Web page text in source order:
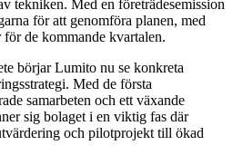
tekniken. Med en företrädesemission
för att genomföra planen, med
de kommande kvartalen.
börjar Lumito nu se konkreta
Med de första
samarbeten och ett växande
sig bolaget i en viktig fas där
och pilotprojekt till ökad